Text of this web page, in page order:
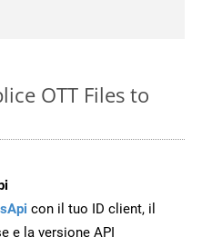
OTT Files to
con il tuo ID client, il
e la versione API